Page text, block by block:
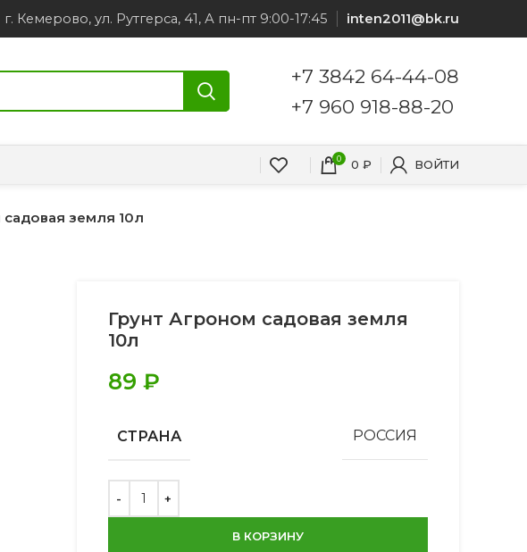
г. Кемерово, ул. Рутгерса, 41, А пн-пт 9:00-17:45 inten2011@bk.ru
+7 3842 64-44-08
+7 960 918-88-20
0 0 ₽ ВОЙТИ
земля 10л
Грунт Агроном садовая земля
10л
89 ₽
СТРАНА РОССИЯ
В КОРЗИНУ